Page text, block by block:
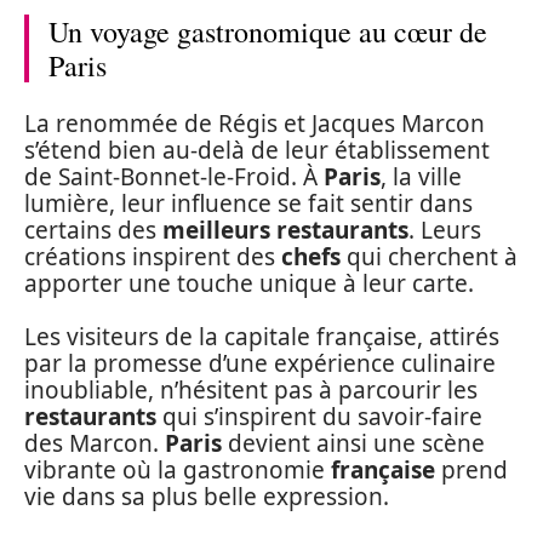
Un voyage gastronomique au cœur de
Paris
La renommée de Régis et Jacques Marcon
s’étend bien au-delà de leur établissement
de Saint-Bonnet-le-Froid. À Paris, la ville
lumière, leur influence se fait sentir dans
certains des meilleurs restaurants. Leurs
créations inspirent deschefs qui cherchent à
apporter une touche unique à leur carte.
Les visiteurs de la capitale française, attirés
par la promesse d’une expérience culinaire
inoubliable, n’hésitent pas à parcourir les
restaurants qui s’inspirent du savoir-faire
des Marcon. Paris devient ainsi une scène
vibrante où la gastronomie française prend
vie dans sa plus belle expression.